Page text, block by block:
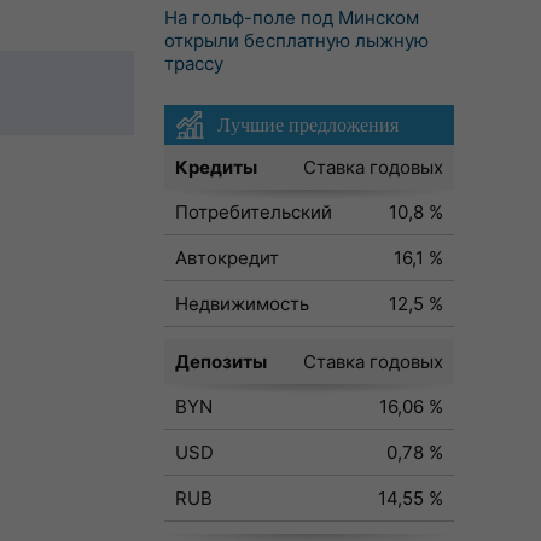
На гольф-поле под Минском
открыли бесплатную лыжную
трассу
Лучшие предложения
Кредиты
Ставка годовых
Потребительский
10,8 %
Автокредит
16,1 %
Недвижимость
12,5 %
Депозиты
Ставка годовых
BYN
16,06 %
USD
0,78 %
RUB
14,55 %